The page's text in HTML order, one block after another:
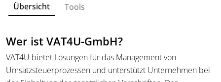
Übersicht Tools
Wer ist VAT4U-GmbH?
VAT4U bietet Lösungen für das Management von
Umsatzsteuerprozessen und unterstützt Unternehmen bei